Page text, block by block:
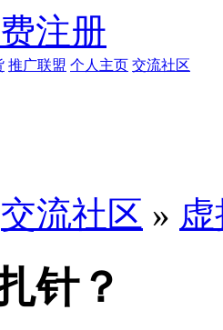
注册
推广联盟 个人主页 交流社区
交流社区 »
针？